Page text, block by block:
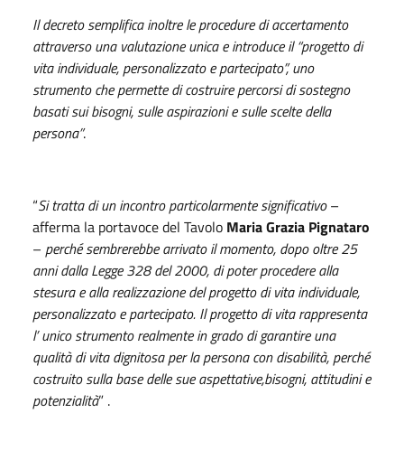
Il decreto semplifica inoltre le procedure di accertamento
attraverso una valutazione unica e introduce il “progetto di
vita individuale, personalizzato e partecipato”, uno
strumento che permette di costruire percorsi di sostegno
basati sui bisogni, sulle aspirazioni e sulle scelte della
persona”.
“Si tratta di un incontro particolarmente significativo–
afferma la portavoce del Tavolo Maria Grazia Pignataro
– perchésembrerebbe arrivato il momento, dopo oltre 25
anni dalla Legge 328 del 2000, di poter procedere alla
stesura e alla realizzazione del progetto di vita individuale,
personalizzato e partecipato. Il progetto di vita rappresenta
l’unico strumento realmente in grado di garantire una
qualitàdi vita dignitosa per la persona con disabilità, perché
costruito sulla base delle sue aspettative,bisogni, attitudini e
potenzialità” .